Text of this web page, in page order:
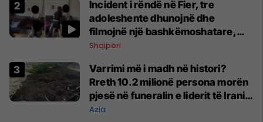
Incident i rëndë në Fier, tre
adoleshente dhunojnë dhe
filmojnë një bashkëmoshatare,
policia nis hetimet
Shqipëri
Varrimi më i madh në histori?
Rreth 10.2 milionë persona morën
pjesë në funeralin e liderit të Iranit
në 1989
Azia